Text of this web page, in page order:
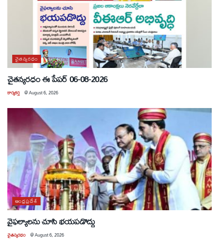
చైతన్యరధం
చైతన్యరధం ఈ పేపర్ 06-08-2026
కార్యకర్త @August 6, 2026
ఆంధ్రప్రదేశ్
వైఫల్యాలను చూసి భయపడొద్దు
చైతన్యరధం @August 6, 2026